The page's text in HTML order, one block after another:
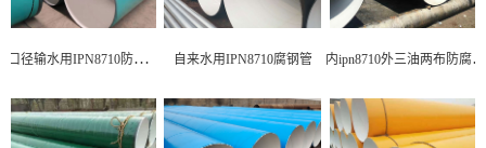
大口径输水用IPN8710防腐钢管 自来水用IPN8710腐钢管 内ipn8710外三油两